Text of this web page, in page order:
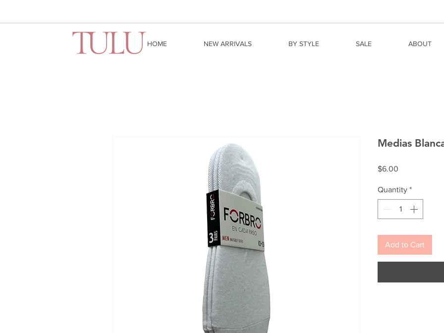
HOME NEW ARRIVALS BY STYLE SALE ABOUT
Medias
$6.00
Quantity *
Add to Cart